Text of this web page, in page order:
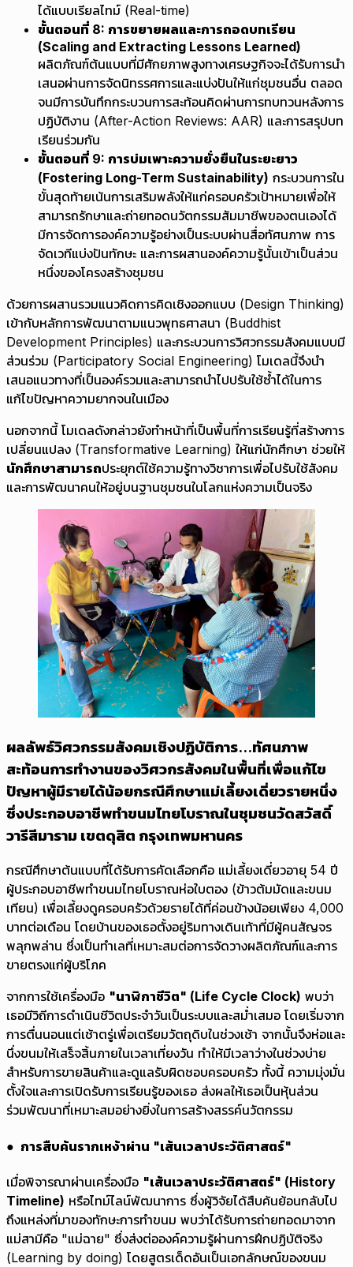
ได้แบบเรียลไทม์ (Real-time)
ขั้นตอนที่ 8: การขยายผลและการถอดบทเรียน
(Scaling and Extracting Lessons Learned)
ผลิตภัณฑ์ต้นแบบที่มีศักยภาพสูงทางเศรษฐกิจจะได้รับการนำ
เสนอผ่านการจัดนิทรรศการและแบ่งปันให้แก่ชุมชนอื่น ตลอด
จนมีการบันทึกกระบวนการสะท้อนคิดผ่านการทบทวนหลังการ
ปฏิบัติงาน (After-Action Reviews: AAR) และการสรุปบท
เรียนร่วมกัน
ขั้นตอนที่ 9: การบ่มเพาะความยั่งยืนในระยะยาว
(Fostering Long-Term Sustainability) กระบวนการใน
ขั้นสุดท้ายเน้นการเสริมพลังให้แก่ครอบครัวเป้าหมายเพื่อให้
สามารถรักษาและถ่ายทอดนวัตกรรมสัมมาชีพของตนเองได้
มีการจัดการองค์ความรู้อย่างเป็นระบบผ่านสื่อทัศนภาพ การ
จัดเวทีแบ่งปันทักษะ และการผสานองค์ความรู้นั้นเข้าเป็นส่วน
หนึ่งของโครงสร้างชุมชน
ด้วยการผสานรวมแนวคิดการคิดเชิงออกแบบ (Design Thinking)
เข้ากับหลักการพัฒนาตามแนวพุทธศาสนา (Buddhist
Development Principles) และกระบวนการวิศวกรรมสังคมแบบมี
ส่วนร่วม (Participatory Social Engineering) โมเดลนี้จึงนำ
เสนอแนวทางที่เป็นองค์รวมและสามารถนำไปปรับใช้ซ้ำได้ในการ
แก้ไขปัญหาความยากจนในเมือง
นอกจากนี้ โมเดลดังกล่าวยังทำหน้าที่เป็นพื้นที่การเรียนรู้ที่สร้างการ
เปลี่ยนแปลง (Transformative Learning) ให้แก่นักศึกษา ช่วยให้
นักศึกษาสามารถประยุกต์ใช้ความรู้ทางวิชาการเพื่อไปรับใช้สังคม
และการพัฒนาคนให้อยู่บนฐานชุมชนในโลกแห่งความเป็นจริง
ผลลัพธ์วิศวกรรมสังคมเชิงปฏิบัติการ...ทัศนภาพ
สะท้อนการทำงานของวิศวกรสังคมในพื้นที่เพื่อแก้ไข
ปัญหาผู้มีรายได้น้อยกรณีศึกษาแม่เลี้ยงเดี่ยวรายหนึ่ง
ซึ่งประกอบอาชีพทำขนมไทยโบราณในชุมชนวัดสวัสดิ์
วารีสีมาราม เขตดุสิต กรุงเทพมหานคร
กรณีศึกษาต้นแบบที่ได้รับการคัดเลือกคือ แม่เลี้ยงเดี่ยวอายุ 54 ปี
ผู้ประกอบอาชีพทำขนมไทยโบราณห่อใบตอง (ข้าวต้มมัดและขนม
เทียน) เพื่อเลี้ยงดูครอบครัวด้วยรายได้ที่ค่อนข้างน้อยเพียง 4,000
บาทต่อเดือน โดยบ้านของเธอตั้งอยู่ริมทางเดินเท้าที่มีผู้คนสัญจร
พลุกพล่าน ซึ่งเป็นทำเลที่เหมาะสมต่อการจัดวางผลิตภัณฑ์และการ
ขายตรงแก่ผู้บริโภค
จากการใช้เครื่องมือ "นาฬิกาชีวิต" (Life Cycle Clock) พบว่า
เธอมีวิถีการดำเนินชีวิตประจำวันเป็นระบบและสม่ำเสมอ โดยเริ่มจาก
การตื่นนอนแต่เช้าตรู่เพื่อเตรียมวัตถุดิบในช่วงเช้า จากนั้นจึงห่อและ
นึ่งขนมให้เสร็จสิ้นภายในเวลาเที่ยงวัน ทำให้มีเวลาว่างในช่วงบ่าย
สำหรับการขายสินค้าและดูแลรับผิดชอบครอบครัว ทั้งนี้ ความมุ่งมั่น
ตั้งใจและการเปิดรับการเรียนรู้ของเธอ ส่งผลให้เธอเป็นหุ้นส่วน
ร่วมพัฒนาที่เหมาะสมอย่างยิ่งในการสร้างสรรค์นวัตกรรม
● การสืบค้นรากเหง้าผ่าน "เส้นเวลาประวัติศาสตร์"
เมื่อพิจารณาผ่านเครื่องมือ "เส้นเวลาประวัติศาสตร์" (History
Timeline) หรือไทม์ไลน์พัฒนาการ ซึ่งผู้วิจัยได้สืบค้นย้อนกลับไป
ถึงแหล่งที่มาของทักษะการทำขนม พบว่าได้รับการถ่ายทอดมาจาก
แม่สามีคือ "แม่ฉาย" ซึ่งส่งต่อองค์ความรู้ผ่านการฝึกปฏิบัติจริง
(Learning by doing) โดยสูตรเด็ดอันเป็นเอกลักษณ์ของขนม